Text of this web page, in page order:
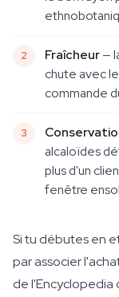
Fraîcheur—
chute avec
commande
alcaloïdes
plus d'un
fenêtre
Si tu débutes en
par associer
de l'Encyclopedia